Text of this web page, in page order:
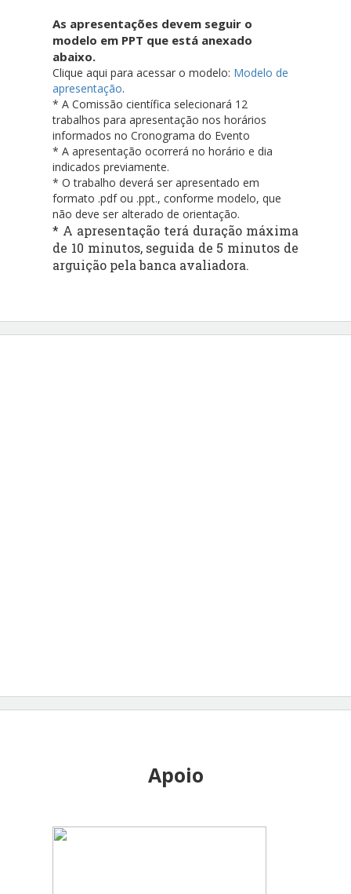
As apresentações devem seguir o
modelo em PPT que está anexado
abaixo.
Clique aqui para acessar o modelo: Modelo de
apresentação.
* A Comissão científica selecionará 12
trabalhos para apresentação nos horários
informados no Cronograma do Evento
* A apresentação ocorrerá no horário e dia
indicados previamente.
* O trabalho deverá ser apresentado em
formato .pdf ou .ppt., conforme modelo, que
não deve ser alterado de orientação.
* A apresentação terá duração máxima
de 10 minutos, seguida de 5 minutos de
arguição pela banca avaliadora.
Apoio